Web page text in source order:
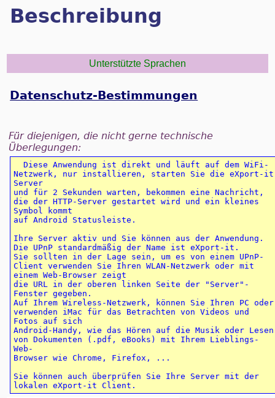
Beschreibung
Unterstützte Sprachen
Datenschutz-Bestimmungen
Für diejenigen, die nicht gerne technische
Überlegungen:
  Diese Anwendung ist direkt und läuft auf dem WiFi-
Netzwerk, nur installieren, starten Sie die eXport-it
Server
und für 2 Sekunden warten, bekommen eine Nachricht,
die der HTTP-Server gestartet wird und ein kleines
Symbol kommt
auf Android Statusleiste.
Ihre Server aktiv und Sie können aus der Anwendung.
Die UPnP standardmäßig der Name ist eXport-it.
Sie sollten in der Lage sein, um es von einem UPnP-
Client verwenden Sie Ihren WLAN-Netzwerk oder mit
einem Web-Browser zeigt
die URL in der oberen linken Seite der "Server"-
Fenster gegeben.
Auf Ihrem Wireless-Netzwerk, können Sie Ihren PC oder
verwenden iMac für das Betrachten von Videos und
Fotos auf sich
Android-Handy, wie das Hören auf die Musik oder Lesen
von Dokumenten (.pdf, eBooks) mit Ihrem Lieblings-
Web-
Browser wie Chrome, Firefox, ...
Sie können auch überprüfen Sie Ihre Server mit der
lokalen eXport-it Client.